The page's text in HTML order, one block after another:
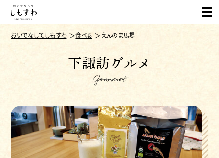
おいでなしてしもすわ 食べる えんのま馬場
下諏訪グルメ
Gourmet